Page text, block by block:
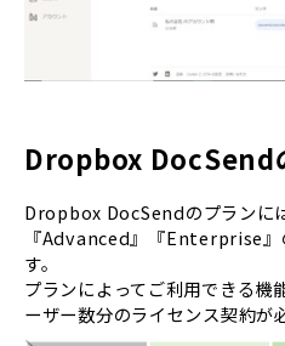
Dropbox DocSend
Dropbox DocSendのプランに
『Advanced』『Enterprise』
す。
プランによってご利用できる機
ーザー数分のライセンス契約が